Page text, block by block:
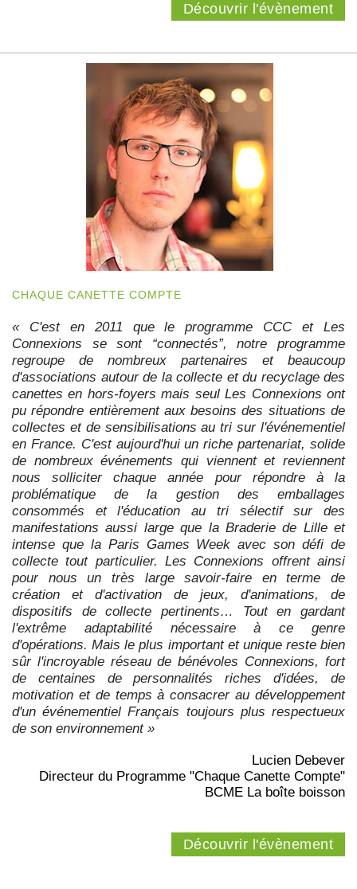
Découvrir l'évènement
CHAQUE CANETTE COMPTE
« C'est en 2011 que le programme CCC et Les
Connexions se sont “connectés”, notre programme
regroupe de nombreux partenaires et beaucoup
d'associations autour de la collecte et du recyclage des
canettes en hors-foyers mais seul Les Connexions ont
pu répondre entièrement aux besoins des situations de
collectes et de sensibilisations au tri sur l'événementiel
en France. C'est aujourd'hui un riche partenariat, solide
de nombreux événements qui viennent et reviennent
nous solliciter chaque année pour répondre à la
problématique de la gestion des emballages
consommés et l'éducation au tri sélectif sur des
manifestations aussi large que la Braderie de Lille et
intense que la Paris Games Week avec son défi de
collecte tout particulier. Les Connexions offrent ainsi
pour nous un très large savoir-faire en terme de
création et d'activation de jeux, d'animations, de
dispositifs de collecte pertinents… Tout en gardant
l'extrême adaptabilité nécessaire à ce genre
d'opérations. Mais le plus important et unique reste bien
sûr l'incroyable réseau de bénévoles Connexions, fort
de centaines de personnalités riches d'idées, de
motivation et de temps à consacrer au développement
d'un événementiel Français toujours plus respectueux
de son environnement »
Lucien Debever
Directeur du Programme "Chaque Canette Compte"
BCME La boîte boisson
Découvrir l'évènement